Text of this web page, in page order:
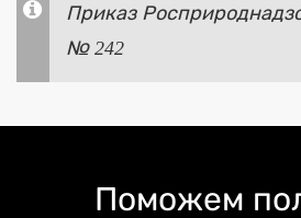
Приказ
№ 242
Поможем